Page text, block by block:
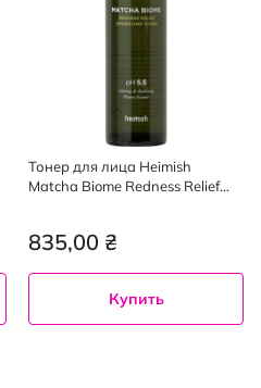
Тонер для лица Heimish
Matcha Biome Redness Relief
835,00 ₴
Купить